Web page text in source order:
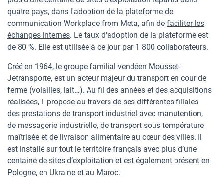
quatre pays, dans l'adoption de la plateforme de
communication Workplace from Meta, afin de faciliter les
échanges internes. Le taux d'adoption de la plateforme est
de 80 %. Elle est utilisée à ce jour par 1 800 collaborateurs.
Créé en 1964, le groupe familial vendéen Mousset-
Jetransporte, est un acteur majeur du transport en cour de
ferme (volailles, lait…). Au fil des années et des acquisitions
réalisées, il propose au travers de ses différentes filiales
des prestations de transport industriel avec manutention,
de messagerie industrielle, de transport sous température
maîtrisée et de livraison alimentaire au cœur des villes. Il
est installé sur tout le territoire français avec plus d’une
centaine de sites d’exploitation et est également présent en
Pologne, en Ukraine et au Maroc.